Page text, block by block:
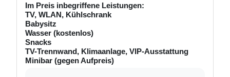
Im Preis inbegriffene Leistungen:
TV, WLAN, Kühlschrank
Babysitz
Wasser (kostenlos)
Snacks
TV-Trennwand, Klimaanlage, VIP-Ausstattung
Minibar (gegen Aufpreis)